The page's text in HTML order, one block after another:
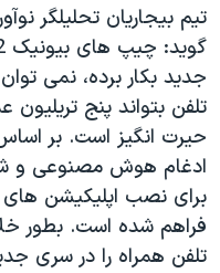
تیم بیجاریان تحلیلگر
گوید: چیپ های بیونیک
جدید بکار برده، نمی
تلفن بتواند پنج تریلیون
حیرت انگیز است. بر
ادغام هوش مصنوعی و
برای نصب اپلیکیشن
فراهم شده است. بطور
تلفن همراه را در سری